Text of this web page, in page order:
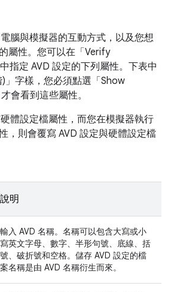
腦與模擬器的互動方式，以及您想
屬性。您可以在「Verify
指定 AVD 設定的下列屬性。下表中
字樣，您必須點選「Show
才會看到這些屬性。
體設定檔屬性，而您在模擬器執行
，則會覆寫 AVD 設定與硬體設定檔
說明
輸入 AVD 名稱。名稱可以包含大寫或小
寫英文字母、數字、半形句號、底線、括
號、破折號和空格。儲存 AVD 設定的檔
案名稱是由 AVD 名稱衍生而來。